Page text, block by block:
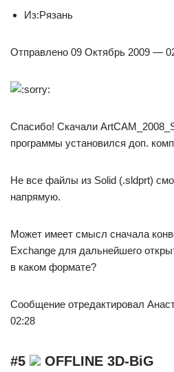
Из:Рязань
Отправлено 09 Октябрь 2009 —
Спасибо! Скачали
программы установился доп.
Не все файлы из Solid (.sldprt)
напрямую.
Может имеет смысл сначала
Exchange для дальнейшего
в каком формате?
Сообщение отредактировал
02:28
#5 OFFLINE 3D-BiG